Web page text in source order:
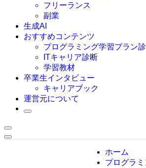
JavaScript
Swift
Ruby
その他言語
フリーランス
副業
生成AI
おすすめコンテンツ
プログラミング学習プラン
ITキャリア診断
学習教材
卒業生インタビュー
キャリアブック
運営元について
ホーム
プログラ